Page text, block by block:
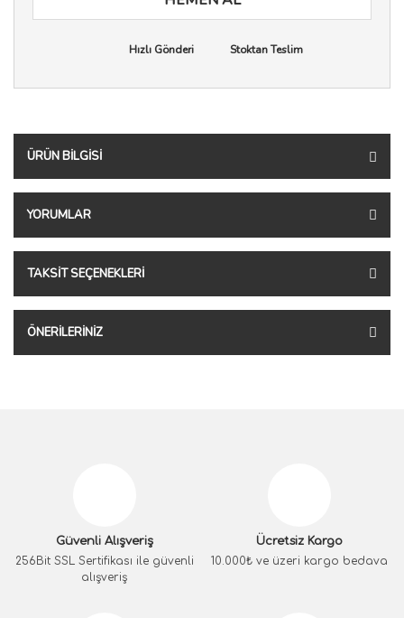
Hızlı Gönderi Stoktan Teslim
ÜRÜN BILGISI
YORUMLAR
TAKSIT SEÇENEKLERI
ÖNERILERINIZ
Güvenli Alışveriş
256Bit SSL Sertifikası ile güvenli
alışveriş
Ücretsiz Kargo
10.000₺ ve üzeri kargo bedava